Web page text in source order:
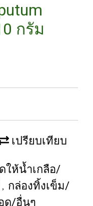
กรัม
เปรียบเทียบ
ให้น้ำเกลือ/
, กล่องทิ้งเข็ม/
ด/อื่นๆ